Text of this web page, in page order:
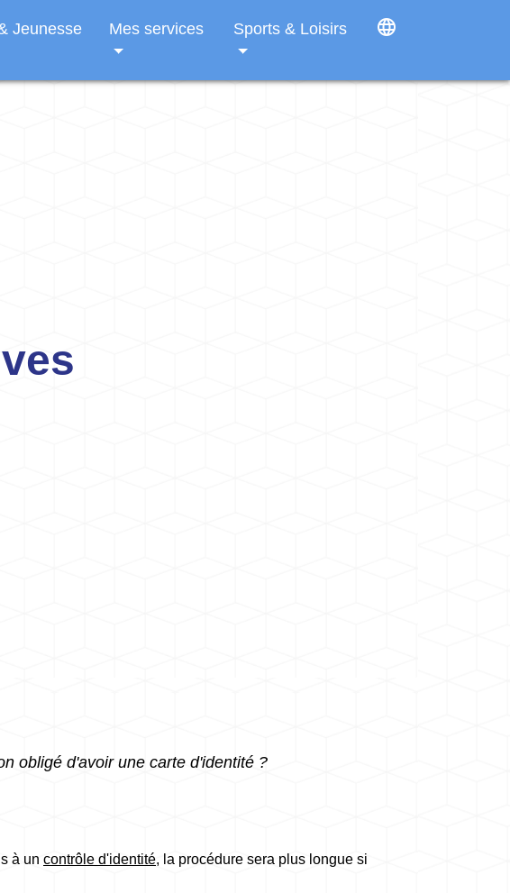
Jeunesse Mes services Sports & Loisirs language
obligé d'avoir une carte d'identité ?
à un contrôle d'identité, la procédure sera plus longue si